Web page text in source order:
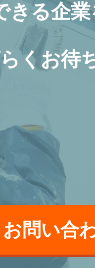
きる企
くお待
お問い合